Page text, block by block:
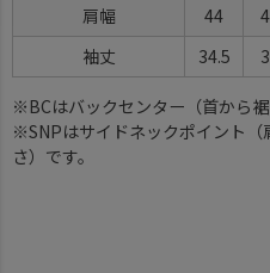
肩幅
44
袖丈
34.5
※BCはバックセンター（首から裾
※SNPはサイドネックポイント（
さ）です。